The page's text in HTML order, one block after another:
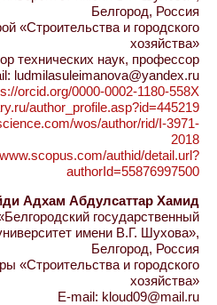
Белгород, Россия
«Строительства и городского
хозяйства»
технических наук, профессор
ludmilasuleimanova@yandex.ru
orcid.org/0000-0002-1180-558X
author_profile.asp?id=445219
wos/author/rid/I-3971-
2018
authid/detail.url?
authorId=55876997500
Адхам Абдулсаттар Хамид
государственный
имени В.Г. Шухова»,
Белгород, Россия
«Строительства и городского
хозяйства»
E-mail: kloud09@mail.ru